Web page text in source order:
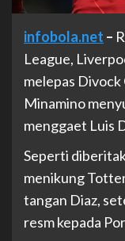
infobola.net –
League,
melepas Divock
Minamino
menggaet Luis
Seperti
menikung
tangan Diaz,
resm kepada